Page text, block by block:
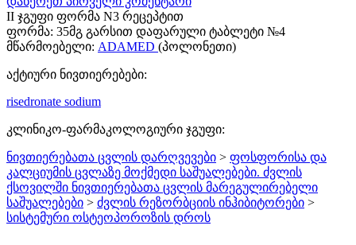
II ჯგუფი ფორმა N3 რეცეპტით
ფორმა: 35მგ გარსით დაფარული ტაბლეტი №4
მწარმოებელი: ADAMED (პოლონეთი)
აქტიური ნივთიერებები:
risedronate sodium
კლინიკო-ფარმაკოლოგიური ჯგუფი:
ნივთიერებათა ცვლის დარღვევები > ფოსფორისა და
კალციუმის ცვლაზე მოქმედი საშუალებები. ძვლის
ქსოვილში ნივთიერებათა ცვლის მარეგულირებელი
საშუალებები > ძვლის რეზორბციის ინჰიბიტორები >
სისტემური ოსტეოპოროზის დროს